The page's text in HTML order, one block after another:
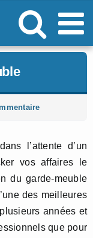
l’attente d’un
vos affaires le
du garde-meuble
des meilleures
années et
que pour